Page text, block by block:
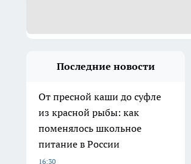
Последние новости
От пресной каши до суфле
из красной рыбы: как
поменялось школьное
питание в России
16:30